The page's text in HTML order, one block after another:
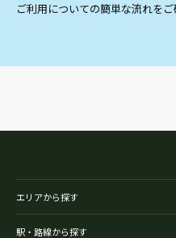
ご利用についての簡単な流れをご
エリアから探す
駅・路線から探す